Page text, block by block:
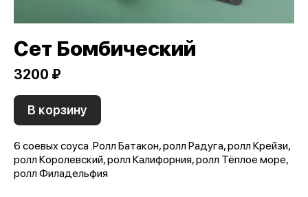
Сет Бомбический
3200 ₽
В корзину
6 соевых соуса .Ролл Батакон, ролл Радуга, ролл Крейзи,
ролл Королевский, ролл Калифорния, ролл Тёплое море,
ролл Филадельфия